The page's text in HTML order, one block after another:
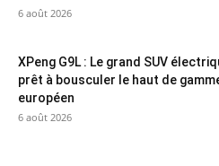
6 août 2026
XPeng G9L : Le grand SUV
prêt à bousculer le haut de
européen
6 août 2026